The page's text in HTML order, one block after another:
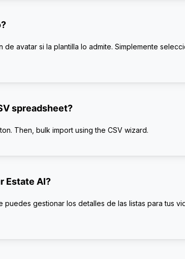
avatar si la plantilla lo admite. Simplemente
spreadsheet?
Then, bulk import using the CSV wizard.
Estate AI?
puedes gestionar los detalles de las listas para tus